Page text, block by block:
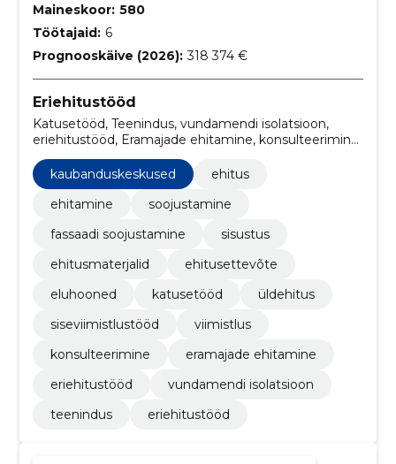
Maineskoor: 580
Töötajaid: 6
Prognooskäive (2026): 318 374 €
Eriehitustööd
Katusetööd, Teenindus, vundamendi isolatsioon,
eriehitustööd, Eramajade ehitamine, konsulteerimine,
kaubanduskeskused
ehitus
ehitamine
soojustamine
fassaadi soojustamine
sisustus
ehitusmaterjalid
ehitusettevõte
eluhooned
katusetööd
üldehitus
siseviimistlustööd
viimistlus
konsulteerimine
eramajade ehitamine
eriehitustööd
vundamendi isolatsioon
teenindus
eriehitustööd